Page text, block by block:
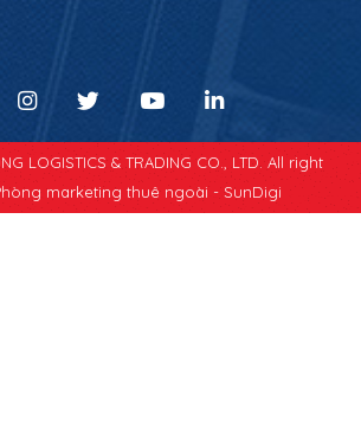
LOGISTICS & TRADING CO., LTD. All right
marketing thuê ngoài - SunDigi